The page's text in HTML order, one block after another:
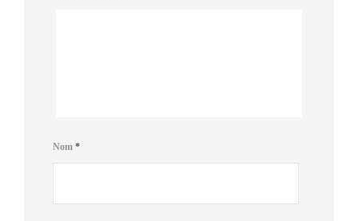
Nom *